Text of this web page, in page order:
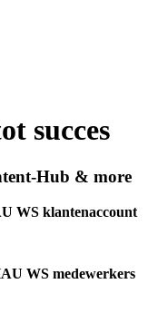
succes
Hub & more
WS klantenaccount
WS medewerkers